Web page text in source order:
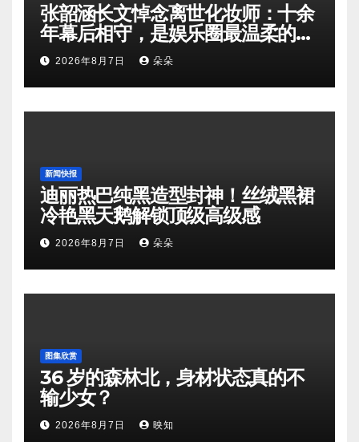
张韶涵长文悼念离世化妆师：十余
年幕后相守，是娱乐圈最温柔的双
向奔赴
2026年8月7日 朵朵
新闻快报
迪丽热巴纯黑造型封神！丝绒黑裙
冷艳黑天鹅解锁顶级高级感
2026年8月7日 朵朵
图集欣赏
36 岁的森林北，身材状态真的不
输少女？
2026年8月7日 映知